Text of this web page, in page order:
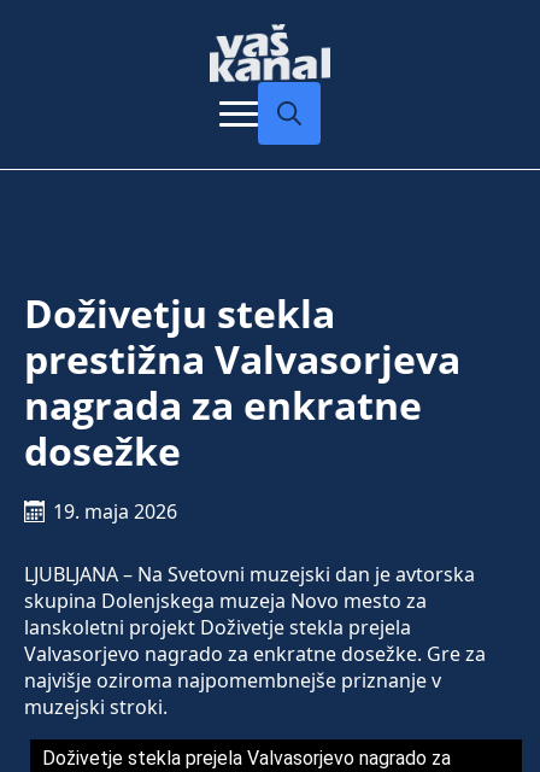
Doživetju stekla
prestižna Valvasorjeva
nagrada za enkratne
dosežke
19. maja 2026
LJUBLJANA – Na Svetovni muzejski dan je avtorska
skupina Dolenjskega muzeja Novo mesto za
lanskoletni projekt Doživetje stekla prejela
Valvasorjevo nagrado za enkratne dosežke. Gre za
najvišje oziroma najpomembnejše priznanje v
muzejski stroki.
Doživetje stekla prejela Valvasorjevo nagrado za